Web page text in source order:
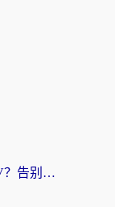
海外党亲测：在海外如何看CCTV？告别“仅限大陆播放”的实用指南